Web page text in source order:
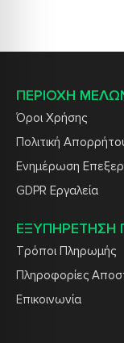
ΠΕΡΙΟΧΗ
Όροι Χρήσης
Πολιτική
Ενημέρωση
GDPR Εργαλεία
ΕΞΥΠΗΡΕΤΗΣΗ
Τρόποι Πληρωμής
Πληροφορίες
Επικοινωνία